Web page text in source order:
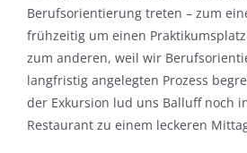
Berufsorientierung treten – zum
frühzeitig um einen
zum anderen, weil wir
langfristig angelegten Prozess
der Exkursion lud uns Balluff noch
Restaurant zu einem leckeren